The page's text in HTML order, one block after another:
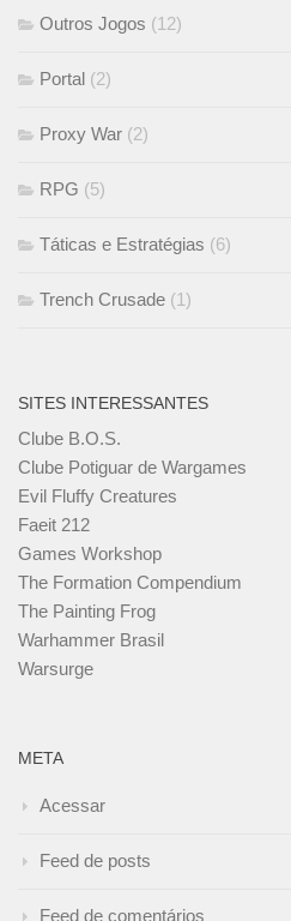
Outros Jogos (12)
Portal (2)
Proxy War (2)
RPG (5)
Táticas e Estratégias (6)
Trench Crusade (1)
SITES INTERESSANTES
Clube B.O.S.
Clube Potiguar de Wargames
Evil Fluffy Creatures
Faeit 212
Games Workshop
The Formation Compendium
The Painting Frog
Warhammer Brasil
Warsurge
META
Acessar
Feed de posts
Feed de comentários